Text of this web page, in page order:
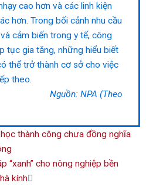
cao hơn và các linh kiện
hơn. Trong bối cảnh nhu cầu
cảm biến trong y tế, công
tục gia tăng, những hiểu biết
thể trở thành cơ sở cho việc
theo.
(Theo
thành công chưa đồng nghĩa
“xanh” cho nông nghiệp bền
kính
Next